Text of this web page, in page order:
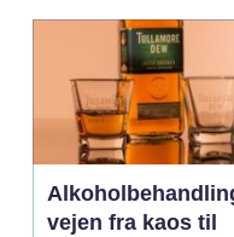
vejen fra kaos til